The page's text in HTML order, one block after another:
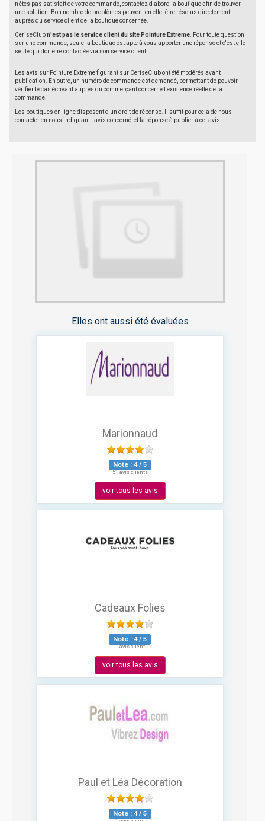
n'êtes pas satisfait de votre commande, contactez d'abord la boutique afin de trouver
une solution. Bon nombre de problèmes peuvent en effet être résolus directement
auprès du service client de la boutique concernée.
CeriseClubn'est pas le service client du site Pointure Extreme . Pour toute question
sur une commande, seule la boutique est apte à vous apporter une réponse et c'est elle
seule qui doit être contactée via son service client.
Les avis sur Pointure Extreme figurant sur CeriseClub ont été modérés avant
publication. En outre, un numéro de commande est demandé, permettant de pouvoir
vérifier le cas échéant auprès du commerçant concerné l'existence réelle de la
commande.
Les boutiques en ligne disposent d'un droit de réponse. Il suffit pour cela de nous
contacter en nous indiquant l'avis concerné, et la réponse à publier à cet avis.
Elles ont aussi été évaluées
Marionnaud
Note : 4/ 5
51 avis clients
voir tous les avis
Cadeaux Folies
Note : 4/ 5
1 avis client
voir tous les avis
Paul et Léa Décoration
Note : 4/ 5